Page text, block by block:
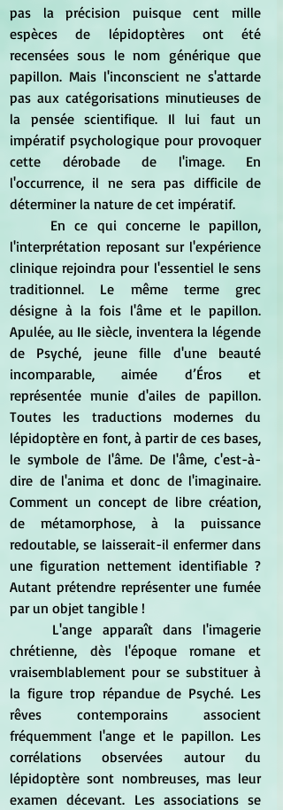
pas la précision puisque cent mille
espèces de lépidoptères ont été
recensées sous le nom générique que
papillon. Mais l'inconscient ne s'attarde
pas aux catégorisations minutieuses de
la pensée scientifique. Il lui faut un
impératif psychologique pour provoquer
cette dérobade de l'image. En
l'occurrence, il ne sera pas difficile de
déterminer la nature de cet impératif.
l'interprétation reposant sur l'expérience
clinique rejoindra pour l'essentiel le sens
traditionnel. Le même terme grec
désigne à la fois l'âme et le papillon.
Apulée, au IIe siècle, inventera la légende
de Psyché, jeune fille d'une beauté
incomparable, aimée d’Éros et
représentée munie d'ailes de papillon.
Toutes les traductions modernes du
lépidoptère en font, à partir de ces bases,
le symbole de l'âme. De l'âme, c'est-à-
dire de l'anima et donc de l'imaginaire.
Comment un concept de libre création,
de métamorphose, à la puissance
redoutable, se laisserait-il enfermer dans
une figuration nettement identifiable ?
Autant prétendre représenter une fumée
par un objet tangible !
chrétienne, dès l'époque romane et
vraisemblablement pour se substituer à
la figure trop répandue de Psyché. Les
rêves contemporains associent
fréquemment l'ange et le papillon. Les
corrélations observées autour du
lépidoptère sont nombreuses, mas leur
examen décevant. Les associations se